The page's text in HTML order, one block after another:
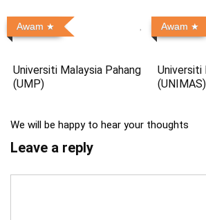
Awam
Universiti Malaysia Pahang
(UMP)
Awam
Universiti
(UNIMAS)
We will be happy to hear your thoughts
Leave a reply